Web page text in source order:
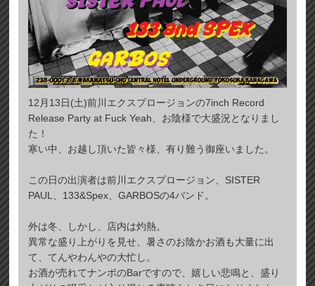
12月13日(土)前川エクスプロージョンの7inch Record
Release Party at Fuck Yeah、お陰様で大盛況となりまし
た！
寒い中、お越し頂いた皆々様、有り難う御座いました。
この日の出演者は前川エクスプロージョン、SISTER
PAUL、133&Spex、GARBOSの4バンド。
外は冬、しかし、店内は灼熱。
異常な盛り上がりを見せ、暑さのお陰かお酒も大量に出
て、てんやわんやの大忙し。
お酒が売れてナンボのBarですので、嬉しい悲鳴と、盛り